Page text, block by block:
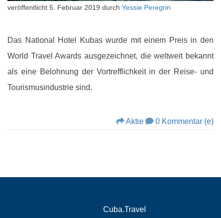
veröffentlicht 5. Februar 2019 durch Yessie Peregrin
Das National Hotel Kubas wurde mit einem Preis in den
World Travel Awards ausgezeichnet, die weltweit bekannt
als eine Belohnung der Vortrefflichkeit in der Reise- und
Tourismusindustrie sind.
Aktie 0 Kommentar (e)
Cuba.Travel